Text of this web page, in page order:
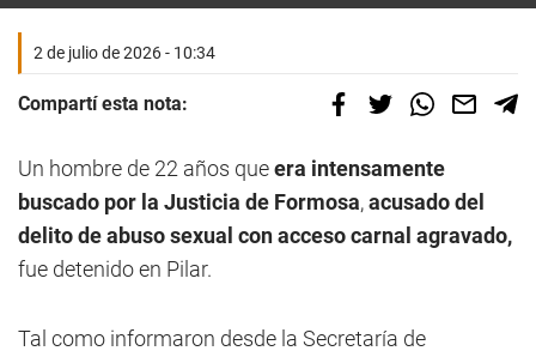
2 de julio de 2026 - 10:34
Compartí esta nota:
Un hombre de 22 años queera intensamente
buscado por la Justicia de Formosa,acusado del
delito de abuso sexual con acceso carnal agravado,
fue detenido en Pilar.
Tal como informaron desde la Secretaría de